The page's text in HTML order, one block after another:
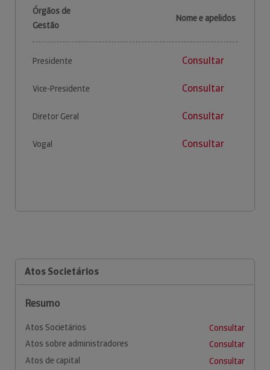
Órgãos de
Gestão
Nome e apelidos
Presidente Consultar
Vice-Presidente Consultar
Diretor Geral Consultar
Vogal Consultar
Atos Societários
Resumo
Atos Societários
Consultar
Atos sobre administradores
Consultar
Atos de capital
Consultar